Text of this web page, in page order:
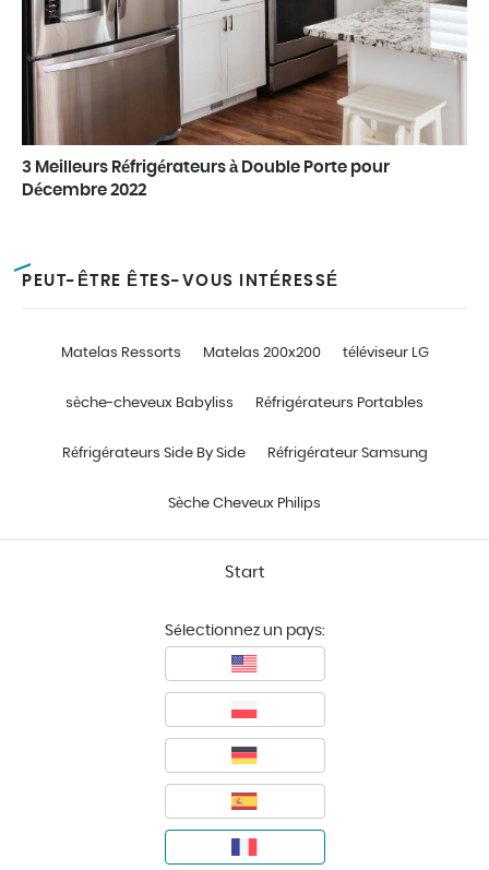
3 Meilleurs Réfrigérateurs à Double Porte pour
Décembre 2022
PEUT-ÊTRE ÊTES-VOUS INTÉRESSÉ
Matelas Ressorts Matelas 200x200 téléviseur LG
sèche-cheveux Babyliss Réfrigérateurs Portables
Réfrigérateurs Side By Side Réfrigérateur Samsung
Sèche Cheveux Philips
Start
Sélectionnez un pays: